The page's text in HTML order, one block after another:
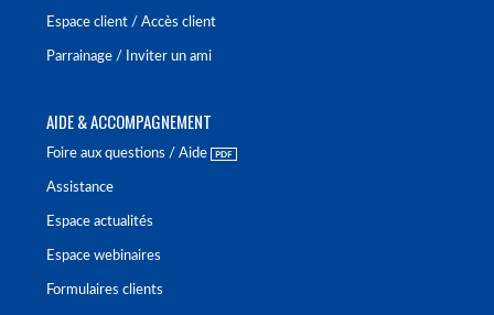
Espace client / Accès client
Parrainage / Inviter un ami
AIDE & ACCOMPAGNEMENT
Foire aux questions / Aide
Assistance
Espace actualités
Espace webinaires
Formulaires clients